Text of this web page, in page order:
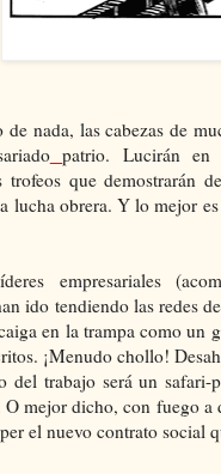
nada, las cabezas de
patrio. Lucirán en
trofeos que demostrarán
lucha obrera. Y lo mejor
empresariales
ido tendiendo las redes
en la trampa como un
¡Menudo chollo!
del trabajo será un safari-
mejor dicho, con fuego a
el nuevo contrato social